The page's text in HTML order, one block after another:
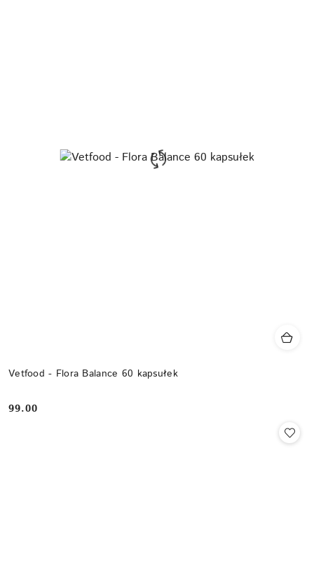
Vetfood - Flora Balance 60 kapsułek
Cena:
99.00